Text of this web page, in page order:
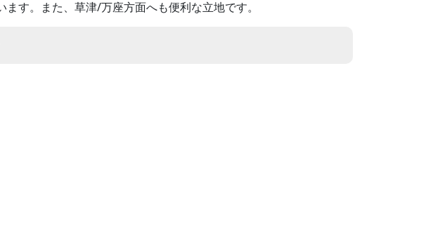
す。また、草津/万座方面へも便利な立地です。